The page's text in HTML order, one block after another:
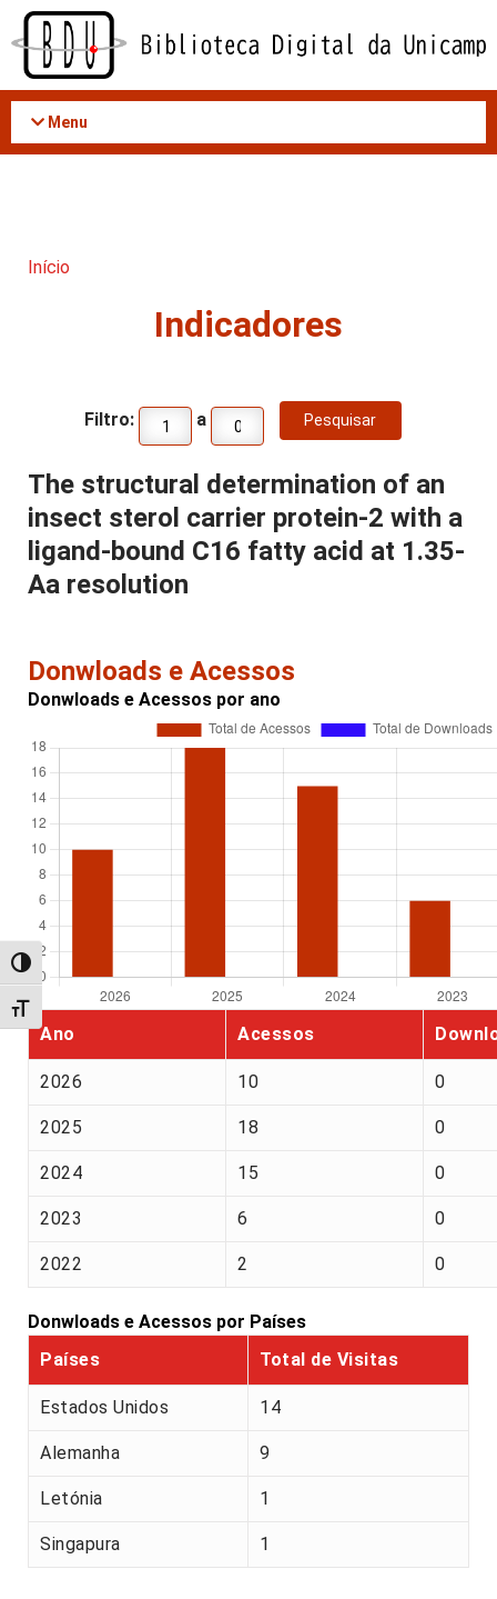
Acessar
conteúdo
Alternar alto contraste
Alternar tamanho da fonte
Menu
Início
Indicadores
Filtro: a
The structural determination of an
insect sterol carrier protein-2 with a
ligand-bound C16 fatty acid at 1.35-
Aa resolution
Donwloads e Acessos
Donwloads e Acessos por ano
Ano Acessos
2026 10 0
2025 18 0
2024 15 0
2023 6 0
2022 2 0
Donwloads e Acessos por Países
Países
Total de Visitas
Estados Unidos 14
Alemanha 9
Letónia 1
Singapura 1